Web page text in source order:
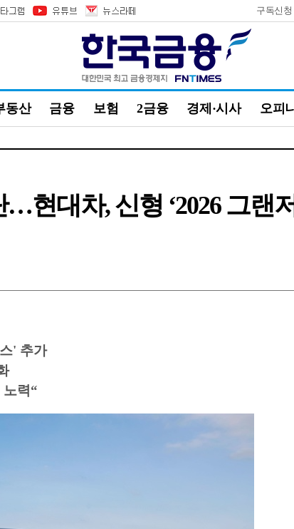
구독신청
동산 금융 보험 2금융 경제·시사 오피
현대차, 신형 ‘2026 그랜저
' 추가
력“